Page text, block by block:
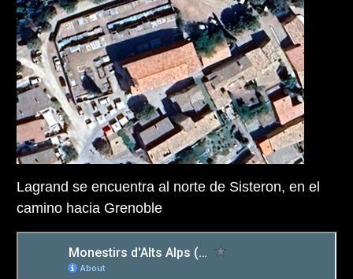
Lagrand se encuentra al norte de Sisteron, en el
camino hacia Grenoble